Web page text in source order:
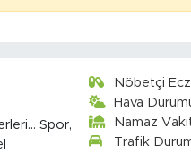
Spor,
Nöbetçi
Hava
Namaz
Trafik